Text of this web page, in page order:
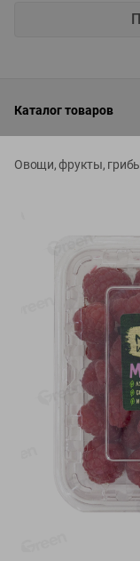
Каталог товаров
Приложение Green c
доставкой и
Store
Play
+375 44 560-60-61
Время работы Call-
shop@green-market.by
Овощи, фрукты,